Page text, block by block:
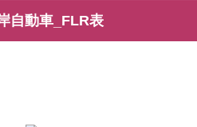
自動車_FLR表